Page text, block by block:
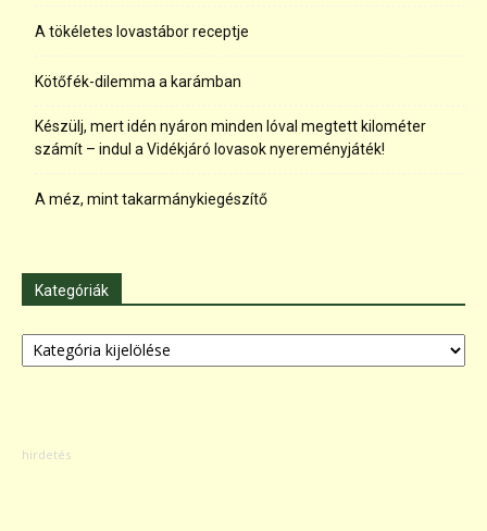
A tökéletes lovastábor receptje
Kötőfék-dilemma a karámban
Készülj, mert idén nyáron minden lóval megtett kilométer
számít – indul a Vidékjáró lovasok nyereményjáték!
A méz, mint takarmánykiegészítő
Kategóriák
Kategóriák